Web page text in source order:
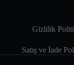
Gizlilik
Satış ve İade